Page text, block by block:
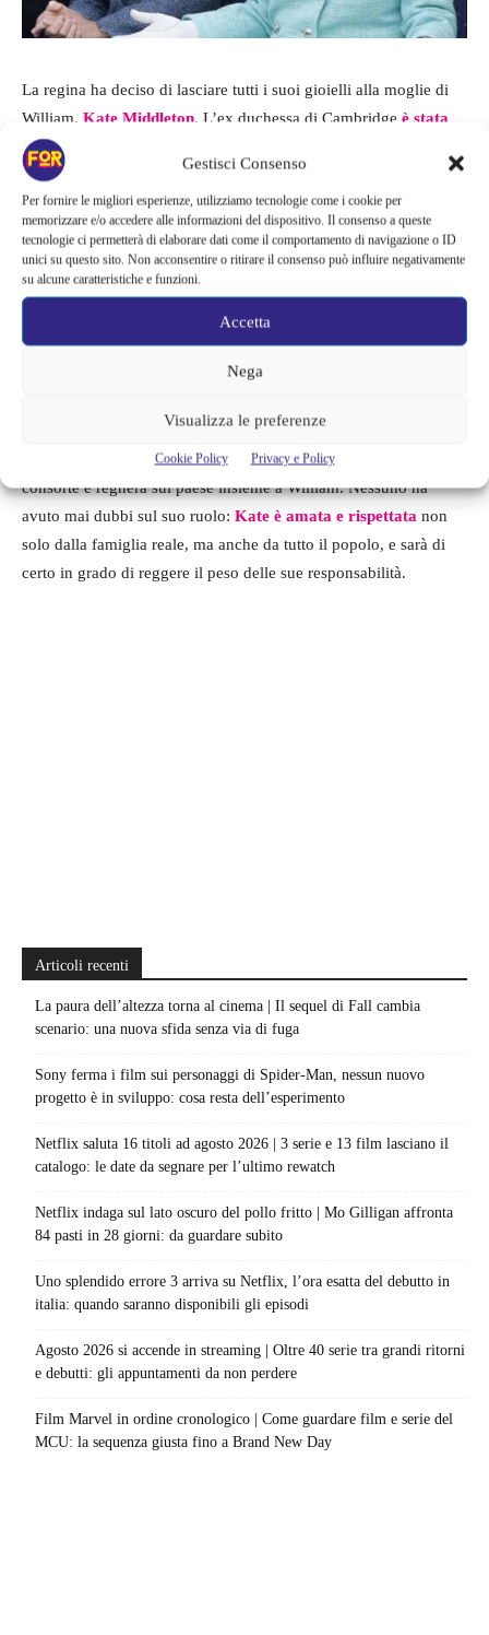
Gestisci Consenso
Per fornire le migliori esperienze, utilizziamo tecnologie come i cookie per
memorizzare e/o accedere alle informazioni del dispositivo. Il consenso a queste
tecnologie ci permetterà di elaborare dati come il comportamento di navigazione o ID
unici su questo sito. Non acconsentire o ritirare il consenso può influire negativamente
su alcune caratteristiche e funzioni.
Accetta
Nega
Visualizza le preferenze
Cookie Policy Privacy e Policy
La regina ha deciso di lasciare tutti i suoi gioielli alla moglie di
William, Kate Middleton. L’ex duchessa di Cambridge è stata
ritenuta la più degna di indossare anelli, spille e collane
defunta regina, e ora sarà lei a custodirli e sfoggiarli durante le
cerimonie più importanti.
Kate ora ha ricevuto il titolo di principessa del Galles,
onorificenza che prima era della compianta
stata sempre amata e rispettata dalla famiglia, fin da quando lei e
William erano fidanzati, per questo la regina l’ha scelta come
ereditiera dei gioielli. Tra questi ci sono
Il suo è un ruolo importante, perché in futuro sarà la regina
consorte e regnerà sul paese insieme a William. Nessuno ha
avuto mai dubbi sul suo ruolo: Kate è amata e rispettata non
solo dalla famiglia reale, ma anche da tutto il popolo, e sarà di
certo in grado di reggere il peso delle sue responsabilità.
Articoli recenti
La paura dell’altezza torna al cinema | Il sequel di Fall cambia
scenario: una nuova sfida senza via di fuga
Sony ferma i film sui personaggi di Spider-Man, nessun nuovo
progetto è in sviluppo: cosa resta dell’esperimento
Netflix saluta 16 titoli ad agosto 2026 | 3 serie e 13 film lasciano il
catalogo: le date da segnare per l’ultimo rewatch
Netflix indaga sul lato oscuro del pollo fritto | Mo Gilligan affronta
84 pasti in 28 giorni: da guardare subito
Uno splendido errore 3 arriva su Netflix, l’ora esatta del debutto in
italia: quando saranno disponibili gli episodi
Agosto 2026 si accende in streaming | Oltre 40 serie tra grandi ritorni
e debutti: gli appuntamenti da non perdere
Film Marvel in ordine cronologico | Come guardare film e serie del
MCU: la sequenza giusta fino a Brand New Day